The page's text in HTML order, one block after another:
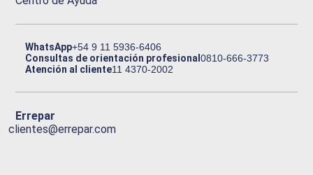
WhatsApp+54 9 11 5936-6406
Consultas de orientación profesional0810-666-3773
Atención al cliente11 4370-2002
Errepar
clientes@errepar.com